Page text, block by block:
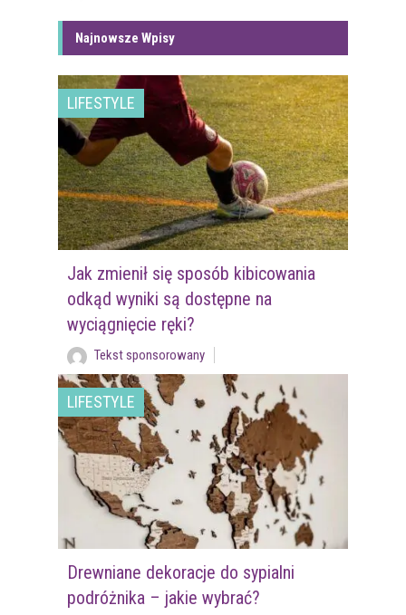
Najnowsze Wpisy
LIFESTYLE
Jak zmienił się sposób kibicowania
odkąd wyniki są dostępne na
wyciągnięcie ręki?
Tekst sponsorowany
LIFESTYLE
Drewniane dekoracje do sypialni
podróżnika – jakie wybrać?